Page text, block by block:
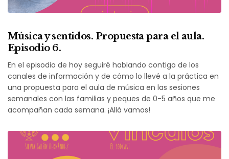
Música y sentidos. Propuesta para el aula.
Episodio 6.
En el episodio de hoy seguiré hablando contigo de los
canales de información y de cómo lo llevé a la práctica en
una propuesta para el aula de música en las sesiones
semanales con las familias y peques de 0-5 años que me
acompañan cada semana. ¡Allá vamos!